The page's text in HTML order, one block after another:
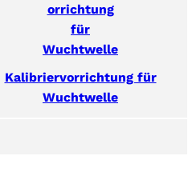
Kalibriervorrichtung für
Wuchtwelle